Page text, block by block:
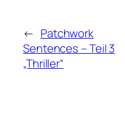
← Patchwork
Sentences – Teil 3
„Thriller“